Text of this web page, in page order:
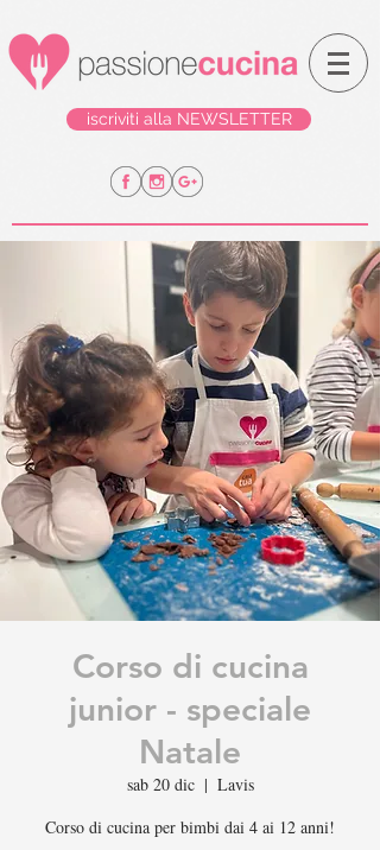
iscriviti alla NEWSLETTER
Corso di cucina
junior - speciale
Natale
sab 20 dic
  |
Lavis
Corso di cucina per bimbi dai 4 ai 12 anni!